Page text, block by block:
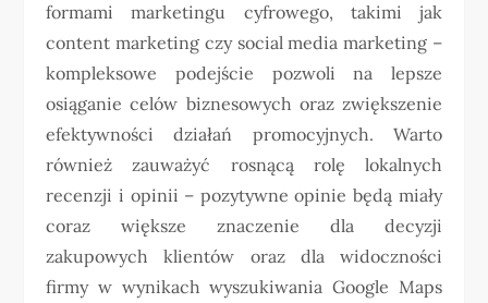
formami marketingu cyfrowego, takimi jak
content marketing czy social media marketing –
kompleksowe podejście pozwoli na lepsze
osiąganie celów biznesowych oraz zwiększenie
efektywności działań promocyjnych. Warto
również zauważyć rosnącą rolę lokalnych
recenzji i opinii – pozytywne opinie będą miały
coraz większe znaczenie dla decyzji
zakupowych klientów oraz dla widoczności
firmy w wynikach wyszukiwania Google Maps